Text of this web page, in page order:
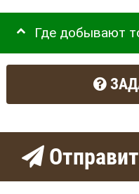
Где добывают